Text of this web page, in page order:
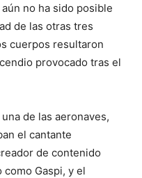
no ha sido posible
de las otras tres
cuerpos resultaron
provocado tras el
de las aeronaves,
el cantante
de contenido
Gaspi, y el